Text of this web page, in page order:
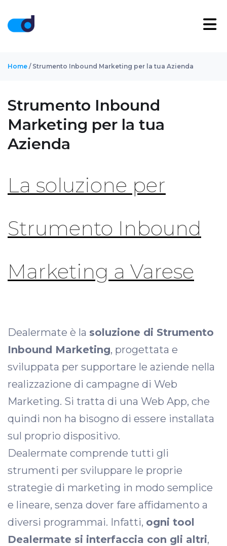
Home / Strumento Inbound Marketing per la tua Azienda
Strumento Inbound
Marketing per la tua
Azienda
La soluzione per
Strumento Inbound
Marketing a Varese
Dealermate è la soluzione di Strumento
Inbound Marketing, progettata e
sviluppata per supportare le aziende nella
realizzazione di campagne di Web
Marketing. Si tratta di una Web App, che
quindi non ha bisogno di essere installata
sul proprio dispositivo.
Dealermate comprende tutti gli
strumenti per sviluppare le proprie
strategie di marketing in modo semplice
e lineare, senza dover fare affidamento a
diversi programmai. Infatti, ogni tool
Dealermate si interfaccia con gli altri,